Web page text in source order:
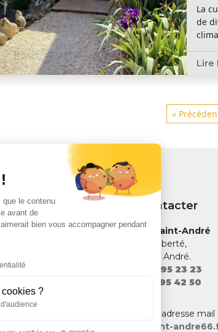
La
de
Lire
«
Nous contacter
Mairie de Saint-André
Allée de la Liberté,
66 690 Saint André.
04 68 95 23 23
04 68 95 42 50
ou via notre adresse mail :
mairie@saint-
que le contenu
avant de
bien vous accompagner pendant
?